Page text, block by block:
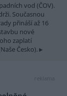
vod (ČOV).
Současnou
přináší až 16
nové
zaplatí
Česko).
reklama